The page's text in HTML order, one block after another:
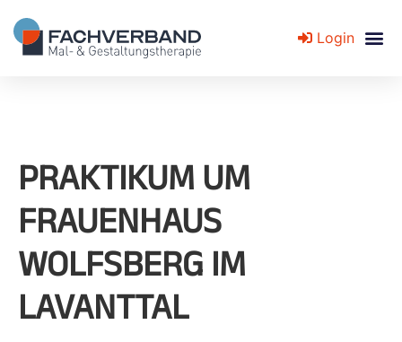
Login
PRAKTIKUM UM
FRAUENHAUS
WOLFSBERG IM
LAVANTTAL